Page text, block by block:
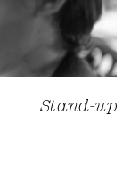
Stand-up